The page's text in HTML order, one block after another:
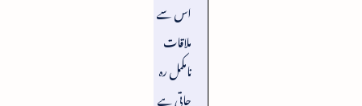
اس سے
ملاقات
نامکمل رہ
جاتی ہے